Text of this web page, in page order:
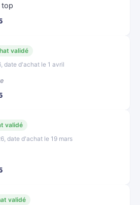
top
validé
date d'achat le 1 avril
validé
date d'achat le 19 mars
validé